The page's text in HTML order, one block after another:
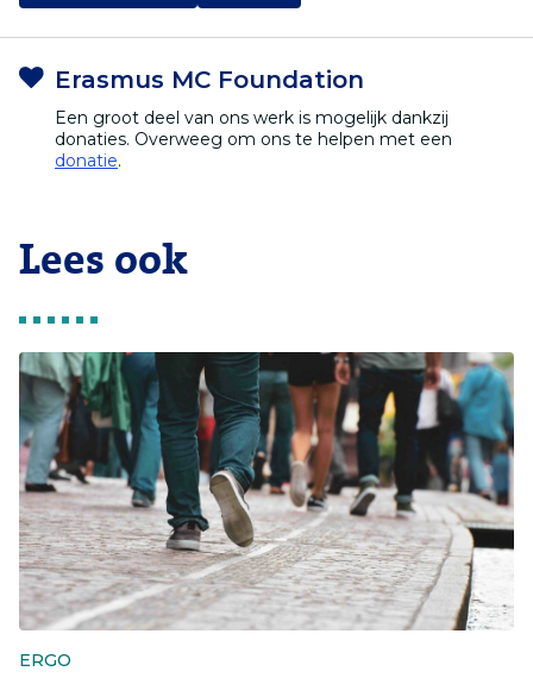
Erasmus MC Foundation
Een groot deel van ons werk is mogelijk dankzij
donaties. Overweeg om ons te helpen met een
donatie.
Lees ook
ERGO